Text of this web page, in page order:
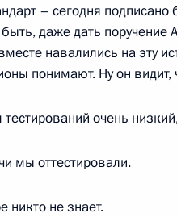
Москва, Кремль
– сегодня
даже дать поручение
навалились на эту
понимают. Ну он
очень
мы оттестировали.
никто не знает.